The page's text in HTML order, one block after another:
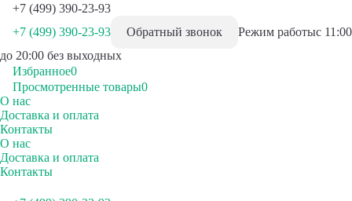
+7 (499) 390-23-93
+7 (499) 390-23-93
Обратный звонок Режим работыс 11:00
до 20:00 без выходных
Избранное0
Просмотренные товары0
О нас
Доставка и оплата
Контакты
О нас
Доставка и оплата
Контакты